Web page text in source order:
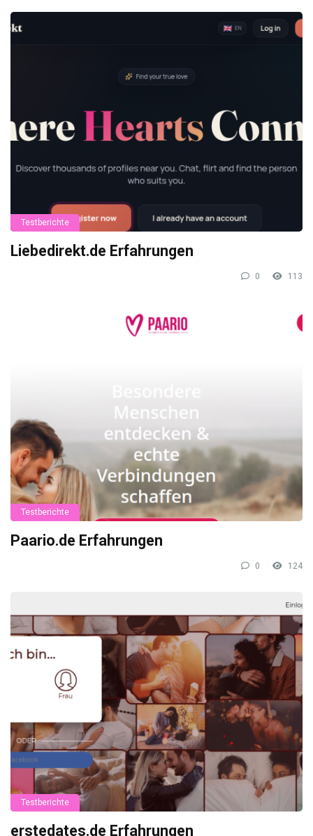
Testberichte
Liebedirekt.de Erfahrungen
0 113
Testberichte
Paario.de Erfahrungen
0 124
Testberichte
erstedates.de Erfahrungen